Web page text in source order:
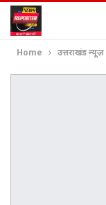
Home उत्तराखंड न्यूज़